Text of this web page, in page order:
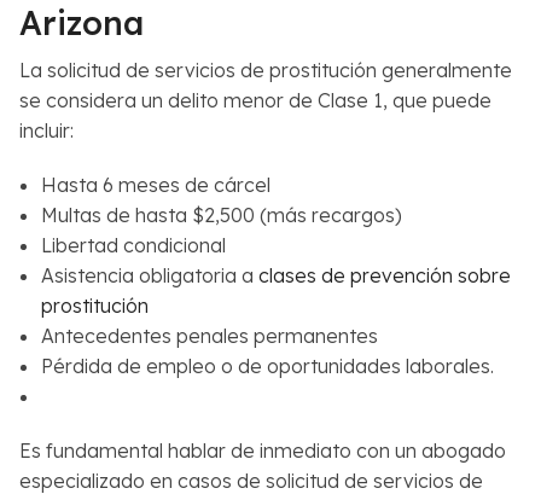
Arizona
La solicitud de servicios de prostitución generalmente
se considera un delito menor de Clase 1, que puede
incluir:
Hasta 6 meses de cárcel
Multas de hasta $2,500 (más recargos)
Libertad condicional
Asistencia obligatoria a clases de prevención sobre
prostitución
Antecedentes penales permanentes
Pérdida de empleo o de oportunidades laborales.
Es fundamental hablar de inmediato con un abogado
especializado en casos de solicitud de servicios de